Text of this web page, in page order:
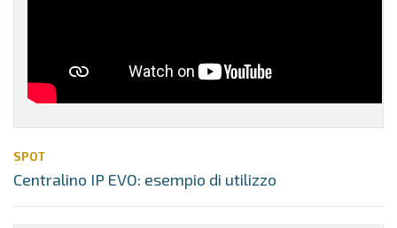
SPOT
Centralino IP EVO: esempio di utilizzo